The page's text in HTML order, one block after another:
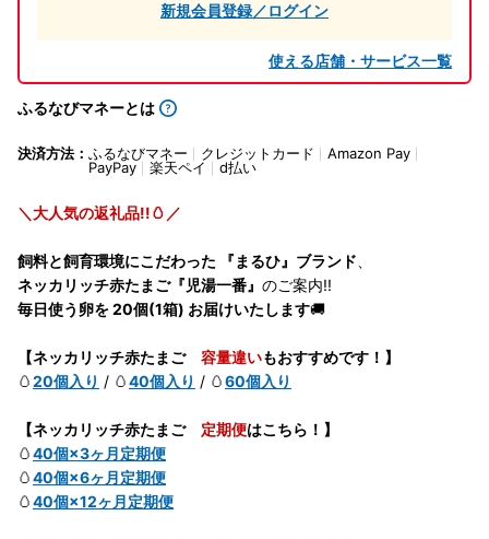
新規会員登録／ログイン
使える店舗・サービス一覧
ふるなびマネーとは
決済方法： ふるなびマネー クレジットカード
Amazon Pay
PayPay
楽天ペイ d払い
＼大人気の返礼品!!🥚／
飼料と飼育環境にこだわった 『まるひ』ブランド
ネッカリッチ赤たまご『児湯一番』 のご案内!!
毎日使う卵を 20個(1箱) お届けいたします🚚
【ネッカリッチ赤たまご 容量違いもおすすめです！】
🥚20個入り / 🥚40個入り / 🥚60個入り
【ネッカリッチ赤たまご 定期便はこちら！】
🥚40個×3ヶ月定期便
🥚40個×6ヶ月定期便
🥚40個×12ヶ月定期便